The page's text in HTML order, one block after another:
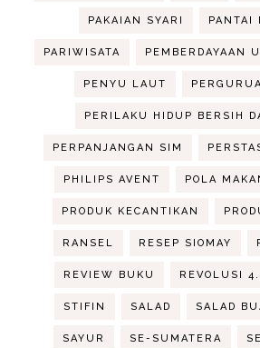
PAKAIAN SYARI PANTAI
PARIWISATA PEMBERDAYAAN
PENYU LAUT
PERILAKU HIDUP BERSIH
PERPANJANGAN SIM
PHILIPS AVENT POLA
PRODUK KECANTIKAN
RANSEL RESEP SIOMAY
REVIEW BUKU REVOLUSI
STIFIN SALAD SALAD
SAYUR SE-SUMATERA